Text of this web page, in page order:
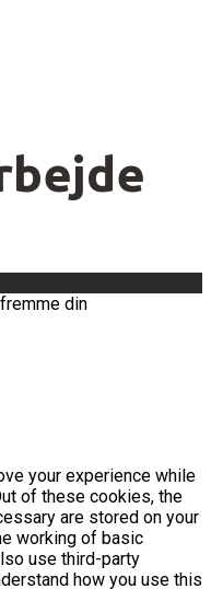
din
your experience while
of these cookies, the
are stored on your
working of basic
use third-party
how you use this